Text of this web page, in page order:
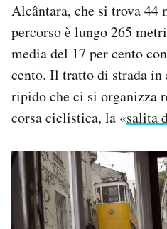
Alcântara, che si trova
percorso è lungo 265
media del 17 per cento
cento. Il tratto di strada
ripido che ci si organizza
corsa ciclistica, la «salita